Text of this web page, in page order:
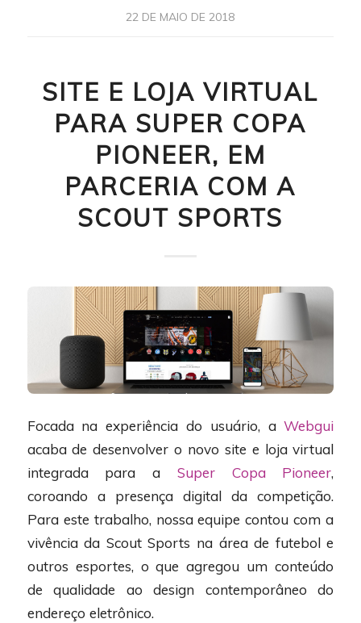
22 DE MAIO DE 2018
SITE E LOJA VIRTUAL
PARA SUPER COPA
PIONEER, EM
PARCERIA COM A
SCOUT SPORTS
Focada na experiência do usuário, aWebgui
acaba de desenvolver o novo site e loja virtual
integrada para a Super Copa Pioneer,
coroando a presença digital da competição.
Para este trabalho, nossa equipe contou com a
vivência da Scout Sports na área de futebol e
outros esportes, o que agregou um conteúdo
de qualidade ao design contemporâneo do
endereço eletrônico.